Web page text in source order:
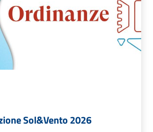
Sol&Vento 2026